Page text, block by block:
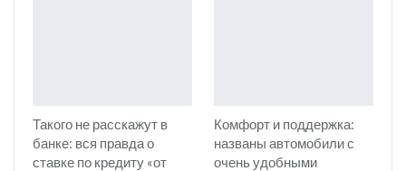
Такого не расскажут в
банке: вся правда о
ставке по кредиту «от
Комфорт и поддержка:
названы автомобили с
очень удобными